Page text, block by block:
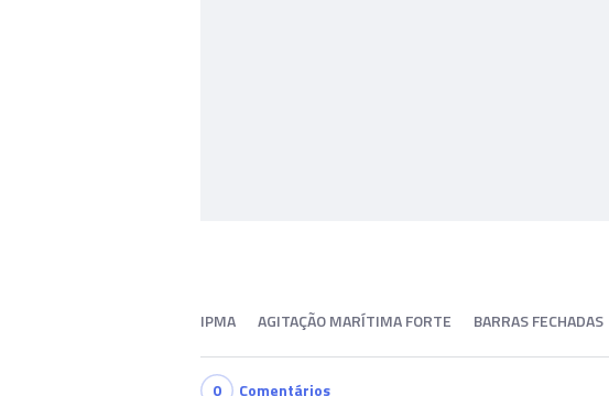
IPMA AGITAÇÃO MARÍTIMA FORTE BARRAS FECHADAS
0 Comentários